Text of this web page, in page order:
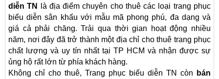
diễn TN
là địa điểm chuyên cho thuê các loại trang phục
biểu diễn sân khấu với mẫu mã phong phú, đa dạng và
giá cả phải chăng. Trải qua thời gian hoạt động nhiều
năm, nơi đây đã trở thành một địa chỉ cho thuê trang phục
chất lượng và uy tín nhất tại TP HCM và nhận được sự
ủng hộ rất lớn từ phía khách hàng.
Không chỉ cho thuê, Trang phục biểu diễn TN còn
bán